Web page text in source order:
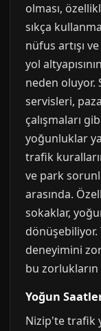
olması,
sıkça
nüfus artışı
yol
neden
servisleri,
çalışmaları
yoğunluklar
trafik
ve park
arasında.
sokaklar,
deneyimini
bu
Yoğun
Nizip'te trafik